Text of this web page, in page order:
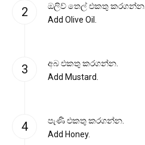
ඔලිව් තෙල් එකතු කරගන්න.
Add Olive Oil.
අබ එකතු කරගන්න.
Add Mustard.
පැණි එකතු කරගන්න.
Add Honey.